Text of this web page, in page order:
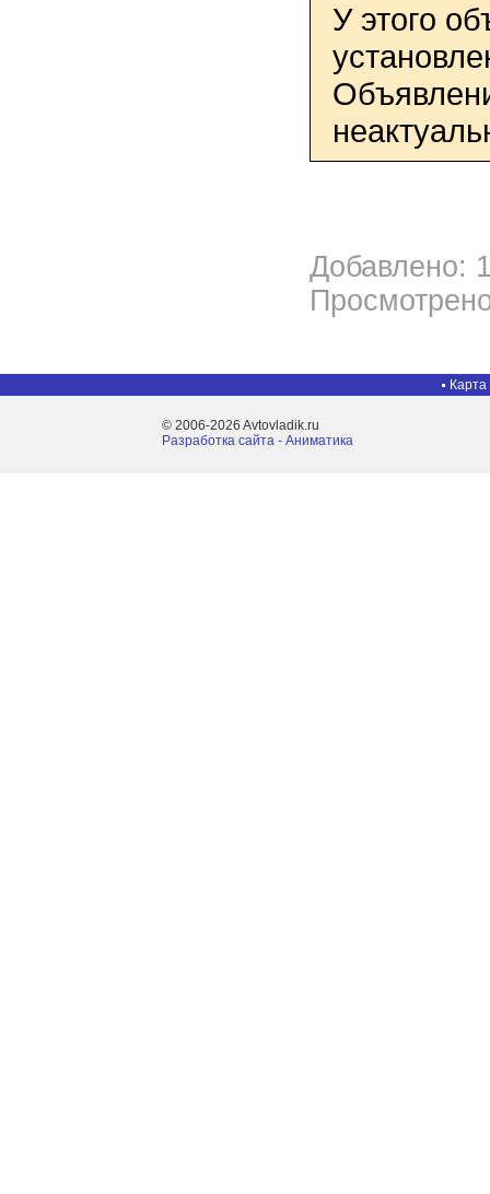
У этого
Добавлено:
Карта
© 2006-2026 Avtovladik.ru
Разработка сайта - Aниматика